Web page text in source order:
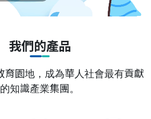
我們的產品
育園地，成為華人社會最有貢獻
的知識產業集團。